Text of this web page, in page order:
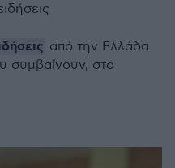
από την Ελλάδα
συμβαίνουν, στο